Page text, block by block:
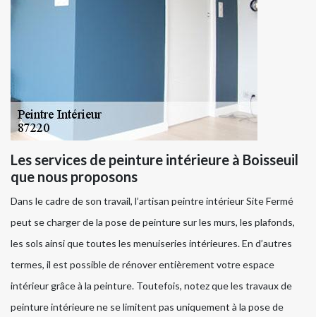
Les services de peinture intérieure à Boisseuil
que nous proposons
Dans le cadre de son travail, l’artisan peintre intérieur Site Fermé
peut se charger de la pose de peinture sur les murs, les plafonds,
les sols ainsi que toutes les menuiseries intérieures. En d’autres
termes, il est possible de rénover entièrement votre espace
intérieur grâce à la peinture. Toutefois, notez que les travaux de
peinture intérieure ne se limitent pas uniquement à la pose de